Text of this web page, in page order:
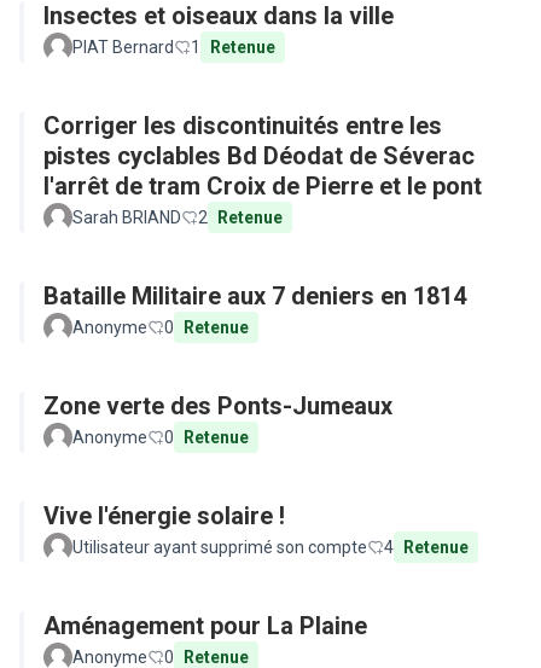
Insectes et oiseaux dans la ville
PIAT Bernard 1 Retenue
Corriger les discontinuités entre les
pistes cyclables Bd Déodat de Séverac
l'arrêt de tram Croix de Pierre et le pont
Sarah BRIAND 2 Retenue
Bataille Militaire aux 7 deniers en 1814
Anonyme 0 Retenue
Zone verte des Ponts-Jumeaux
Anonyme 0 Retenue
Vive l'énergie solaire !
Utilisateur ayant supprimé son compte 4 Retenue
Aménagement pour La Plaine
Anonyme 0 Retenue